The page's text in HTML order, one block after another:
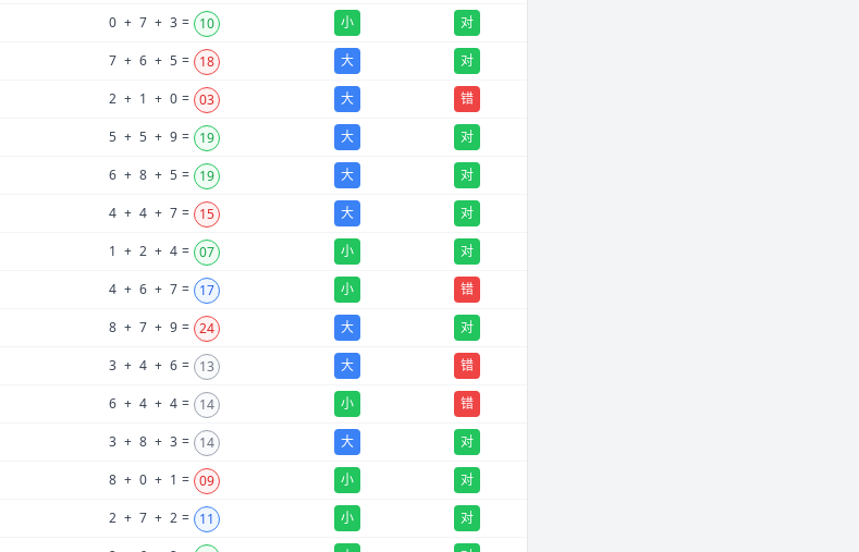
0 + 7 + 3 = 10 小 对
7 + 6 + 5 = 18 大 对
2 + 1 + 0 = 03 大 错
5 + 5 + 9 = 19 大 对
6 + 8 + 5 = 19 大 对
4 + 4 + 7 = 15 大 对
1 + 2 + 4 = 07 小 对
4 + 6 + 7 = 17 小 错
8 + 7 + 9 = 24 大 对
3 + 4 + 6 = 13 大 错
6 + 4 + 4 = 14 小 错
3 + 8 + 3 = 14 大 对
8 + 0 + 1 = 09 小 对
2 + 7 + 2 = 11 小 对